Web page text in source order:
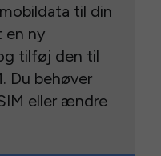
til din
en ny
tilføj den til
Du behøver
eller ændre